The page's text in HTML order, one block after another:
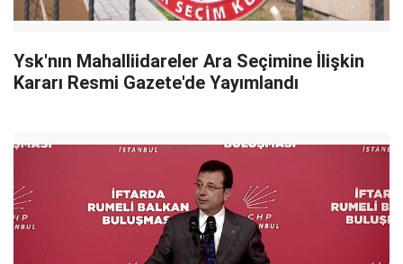
Ysk'nın Mahalliidareler Ara Seçimine İlişkin
Kararı Resmi Gazete'de Yayımlandı